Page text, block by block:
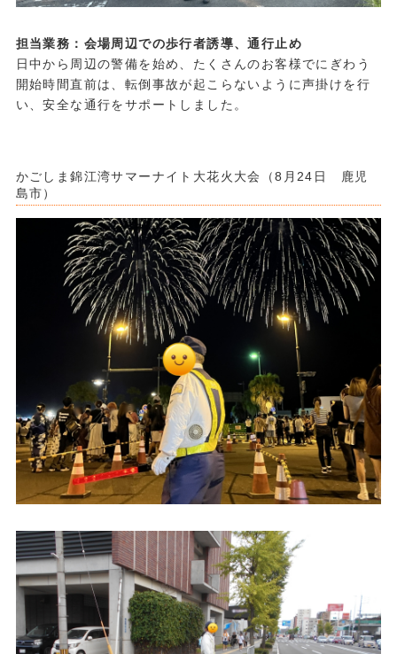
担当業務：会場周辺での歩行者誘導、通行止め
日中から周辺の警備を始め、たくさんのお客様でにぎわう
開始時間直前は、転倒事故が起こらないように声掛けを行
い、安全な通行をサポートしました。
かごしま錦江湾サマーナイト大花火大会（8月24日 鹿児
島市）